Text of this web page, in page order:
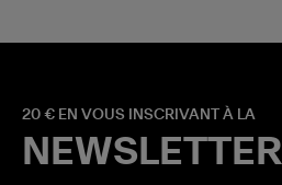
20 € EN VOUS INSCRIVANT À LA
NEWSLETTER